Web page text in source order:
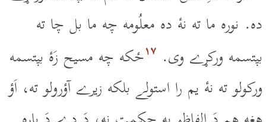
ده. نوره ما ته نۀ ده معلُومه چه ما بل چا ته
بپتسمه ورکړے وى. ۱۷ځکه چه مسيح زَۀ بپتسمه
ورکولو ته نۀ يم را استولے بلکه زيرے آؤرولو ته، اَؤ